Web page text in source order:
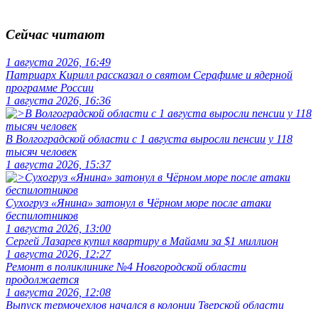
Сейчас читают
1 августа 2026, 16:49
Патриарх Кирилл рассказал о святом Серафиме и ядерной
программе России
1 августа 2026, 16:36
В Волгоградской области с 1 августа выросли пенсии у 118
тысяч человек
1 августа 2026, 15:37
Сухогруз «Янина» затонул в Чёрном море после атаки
беспилотников
1 августа 2026, 13:00
Сергей Лазарев купил квартиру в Майами за $1 миллион
1 августа 2026, 12:27
Ремонт в поликлинике №4 Новгородской области
продолжается
1 августа 2026, 12:08
Выпуск термочехлов начался в колонии Тверской области